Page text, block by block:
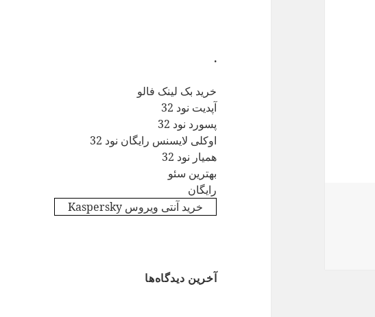
.
خرید بک لینک فالو
آپدیت نود 32
پسورد نود 32
اوکلی لایسنس رایگان نود 32
همیار نود 32
بهترین سئو
رایگان
خرید آنتی ویروس Kaspersky
آخرین دیدگاه‌ها